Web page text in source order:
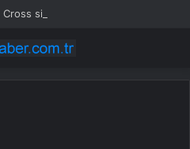
siparişe açıldı